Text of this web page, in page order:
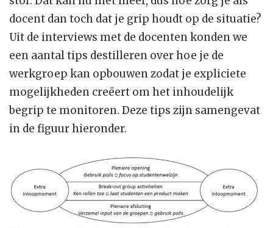
docent dan toch dat je grip houdt op de situatie?
Uit de interviews met de docenten konden we
een aantal tips destilleren over hoe je de
werkgroep kan opbouwen zodat je expliciete
mogelijkheden creëert om het inhoudelijk
begrip te monitoren. Deze tips zijn samengevat
in de figuur hieronder.